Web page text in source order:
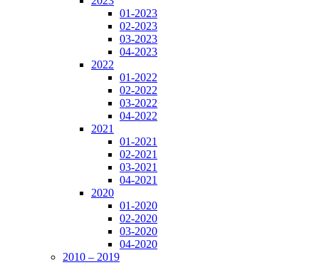
01-2023
02-2023
03-2023
04-2023
2022
01-2022
02-2022
03-2022
04-2022
2021
01-2021
02-2021
03-2021
04-2021
2020
01-2020
02-2020
03-2020
04-2020
2010 – 2019